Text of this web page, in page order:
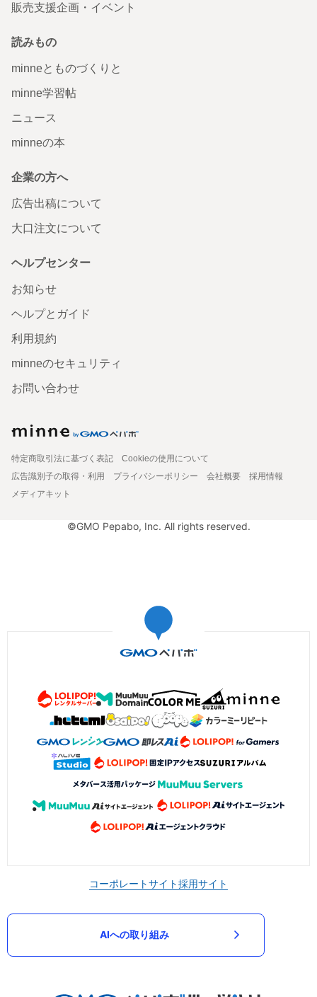
販売支援企画・イベント
読みもの
minneとものづくりと
minne学習帖
ニュース
minneの本
企業の方へ
広告出稿について
大口注文について
ヘルプセンター
お知らせ
ヘルプとガイド
利用規約
minneのセキュリティ
お問い合わせ
特定商取引法に基づく表記
Cookieの使用について
広告識別子の取得・利用
プライバシーポリシー 会社概要
採用情報
メディアキット
©GMO Pepabo, Inc. All rights reserved.
コーポレートサイト採用サイト
AIへの取り組み